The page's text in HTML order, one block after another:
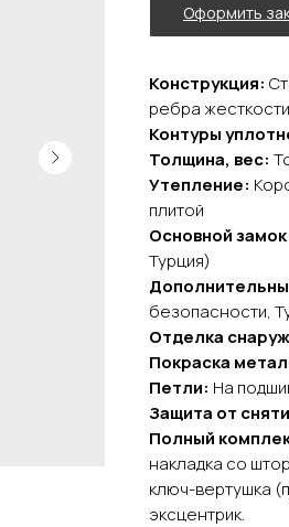
Оформить
Конструкция:
ребра
Контуры
Толщина, вес:
Утепление:
плитой
Основной
Турция)
безопасности,
Отделка
Покраска
Петли: На
Защита от
Полный
накладка со
ключ-вертушка
эксцентрик.